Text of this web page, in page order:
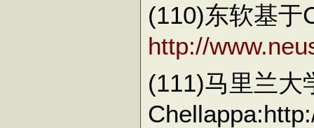
(110)东软基于
http://
(111)马里兰大